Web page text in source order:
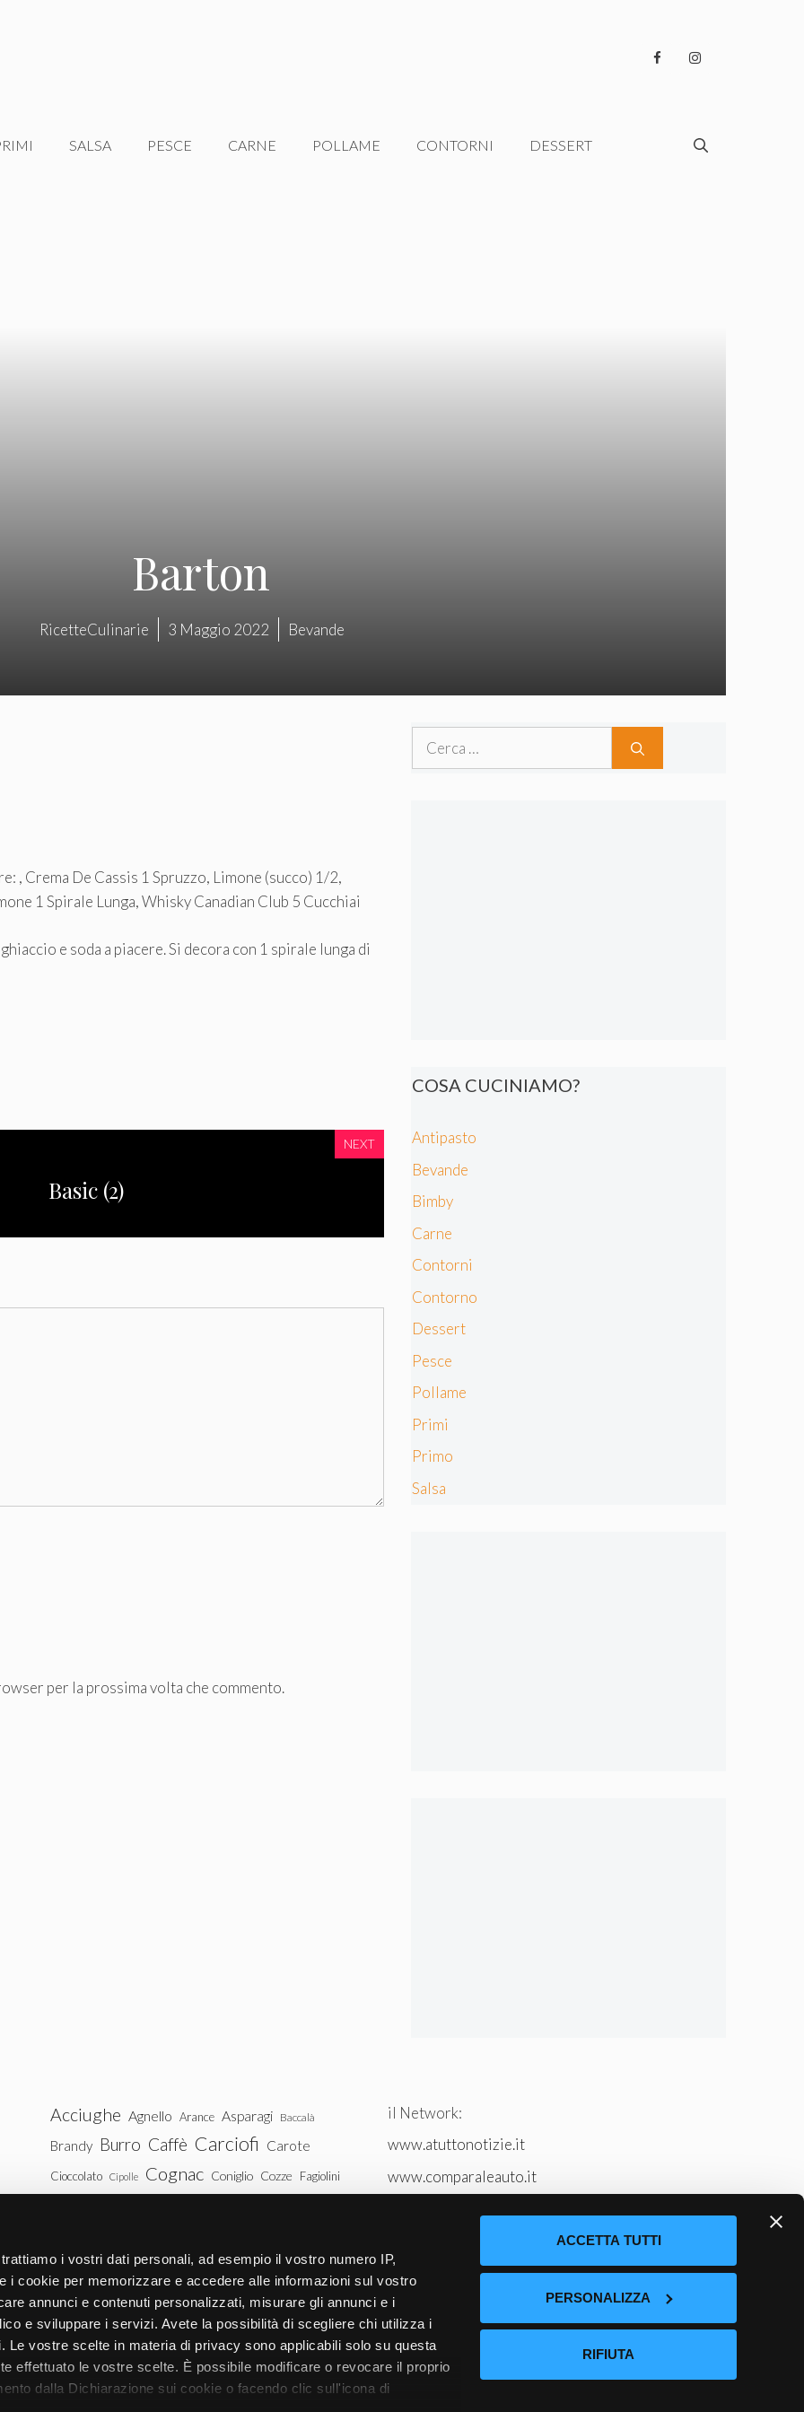
trattiamo i vostri dati personali, ad esempio il vostro numero IP,
i cookie per memorizzare e accedere alle informazioni sul vostro
annunci e contenuti personalizzati, misurare gli annunci e i
e sviluppare i servizi. Avete la possibilità di scegliere chi utilizza i
Le vostre scelte in materia di privacy sono applicabili solo su questa
effettuato le vostre scelte. È possibile modificare o revocare il proprio
dalla Dichiarazione sui cookie o facendo clic sull'icona di
ACCETTA TUTTI
PERSONALIZZA
RIFIUTA
SALSA PESCE CARNE POLLAME CONTORNI DESSERT
Barton
RicetteCulinarie 3 Maggio 2022 Bevande
, Crema De Cassis 1 Spruzzo, Limone (succo) 1/2,
1 Spirale Lunga, Whisky Canadian Club 5 Cucchiai
e soda a piacere. Si decora con 1 spirale lunga di
NEXT
Basic (2)
per la prossima volta che commento.
Ricerca
COSA CUCINIAMO?
Antipasto
Bevande
Bimby
Carne
Contorni
Contorno
Dessert
Pesce
Pollame
Primi
Primo
Salsa
Acciughe Agnello Arance Asparagi Baccalà
Brandy Burro Caffè Carciofi Carote
Cioccolato Cipolle Cognac Coniglio Cozze Fagiolini
Patate Peperoni Piselli Pollo
Pomodori Ricotta Rum
Spinaci Tacchino Tonno Uova Vitello
Vodka Whisky Zucca Zucchine
il Network:
www.atuttonotizie.it
www.comparaleauto.it